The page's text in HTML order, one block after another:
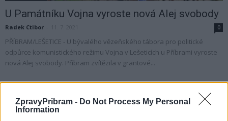
ZpravyPribram - Do Not Process My Personal
Information
U Památníku Vojna vyroste nová Alej svobody
Radek Ctibor 0
PŘÍBRAM/LEŠETICE - U bývalého vězeňského tábora pro politické
odpůrce komunistického režimu Vojna v Lešeticích u Příbrami vyroste
nová Alej svobody. Příbram zvítězila v grantové...